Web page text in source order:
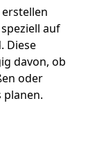
auf
Diese
davon, ob
oder